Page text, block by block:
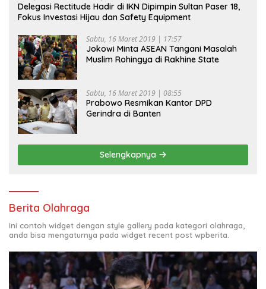
Delegasi Rectitude Hadir di IKN Dipimpin Sultan Paser 18,
Fokus Investasi Hijau dan Safety Equipment
Sabtu, 16 Maret 2019 | 17:57
Jokowi Minta ASEAN Tangani Masalah
Muslim Rohingya di Rakhine State
Sabtu, 16 Maret 2019 | 08:55
Prabowo Resmikan Kantor DPD
Gerindra di Banten
Selengkapnya
Berita Olahraga
Ini contoh widget dengan style gallery pada kategori olahraga,
anda bisa mengaturnya pada widget recent post wpberita.